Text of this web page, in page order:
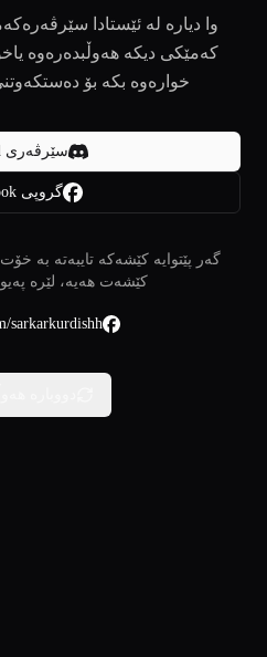
وا دیارە لە ئێستادا
کەمێکی دیکە هەوڵبدەرەوە
خوارەوە بکە بۆ
سێرڤەری Discord
گروپی Facebook
گەر پێتوایە کێشەکە تایبەتە بە
کێشەت هەیە، لێرە
sarkarkurdishh